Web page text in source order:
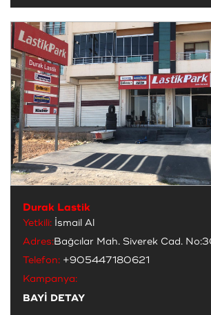
Durak Lastik
Yetkili: İsmail Al
Adres:Bağcılar Mah. Siverek Cad.
Telefon: +905447180621
Kampanya:
BAYİ DETAY